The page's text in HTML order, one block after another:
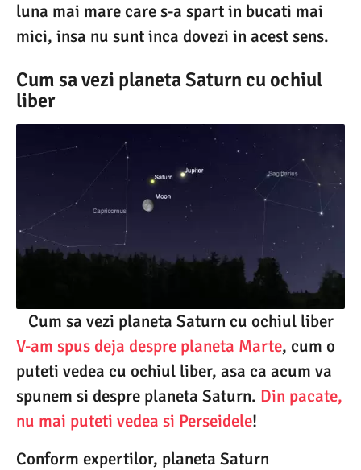
luna mai mare care s-a spart in bucati mai
mici, insa nu sunt inca dovezi in acest sens.
Cum sa vezi planeta Saturn cu ochiul
liber
Cum sa vezi planeta Saturn cu ochiul liber
V-am spus deja despre planeta Marte, cum o
puteti vedea cu ochiul liber, asa ca acum va
spunem si despre planeta Saturn. Din pacate,
nu mai puteti vedea si Perseidele!
Conform expertilor, planeta Saturn